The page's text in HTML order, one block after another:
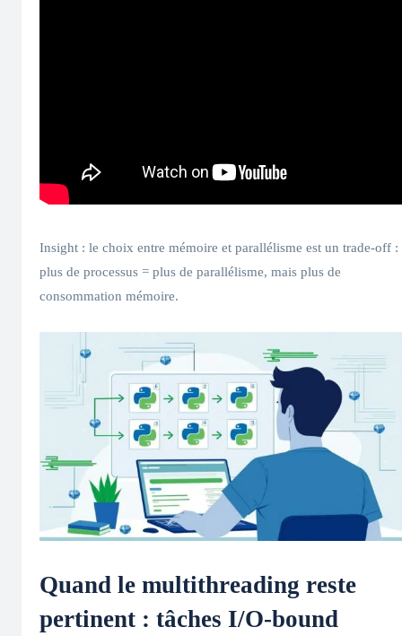
Insight : le choix entre mémoire et parallélisme est un trade-off :
plus de processus = plus de parallélisme, mais plus de
consommation mémoire.
Quand le multithreading reste
pertinent : tâches I/O-bound